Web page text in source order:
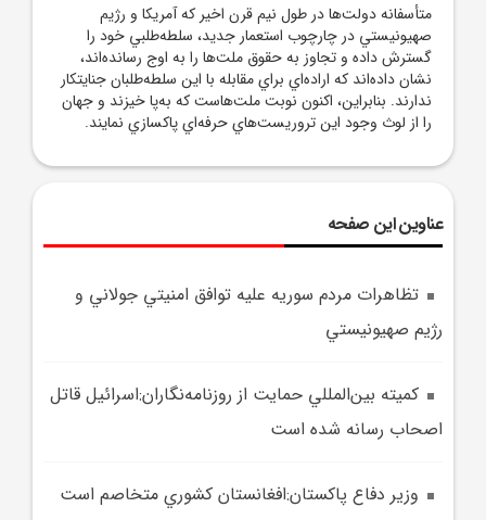
متأسفانه دولت‌ها در طول نيم قرن اخير که آمريکا و رژيم
صهيونيستي در چارچوب استعمار جديد، سلطه‌طلبي خود را
گسترش داده و تجاوز به حقوق ملت‌ها را به اوج رسانده‌اند،
نشان داده‌اند که اراده‌اي براي مقابله با اين سلطه‌طلبان جنايتکار
ندارند. بنابراين، اکنون نوبت ملت‌هاست که به‌پا خيزند و جهان
را از لوث وجود اين تروريست‌هاي حرفه‌اي پاکسازي نمايند.
عناوین این صفحه
تظاهرات مردم سوريه عليه توافق امنيتي جولاني و
رژيم صهيونيستي
کميته بين‌المللي حمايت از روزنامه‌نگاران:اسرائيل قاتل
اصحاب رسانه شده است
وزير دفاع پاکستان:افغانستان کشوري متخاصم است